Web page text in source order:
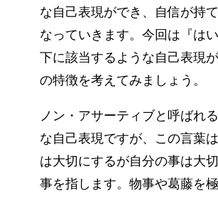
な自己表現ができ、自信が持
なっていきます。今回は『は
下に該当するような自己表現
の特徴を考えてみましょう。
ノン・アサーティブと呼ばれ
な自己表現ですが、この言葉
は大切にするが自分の事は大
事を指します。物事や葛藤を